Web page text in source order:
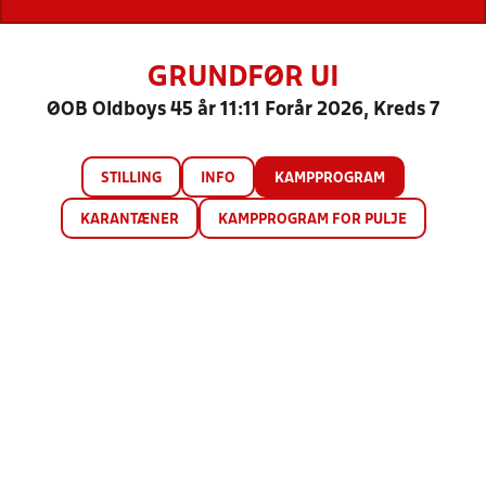
GRUNDFØR UI
ØOB Oldboys 45 år 11:11 Forår 2026, Kreds 7
STILLING INFO KAMPPROGRAM
KARANTÆNER KAMPPROGRAM FOR PULJE